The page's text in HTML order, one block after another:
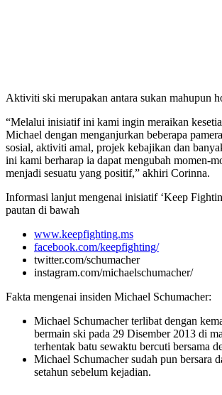
Aktiviti ski merupakan antara sukan mahupun
“Melalui inisiatif ini kami ingin meraikan
Michael dengan menganjurkan beberapa
sosial, aktiviti amal, projek kebajikan dan
ini kami berharap ia dapat mengubah momen-
menjadi sesuatu yang positif,” akhiri Corinna.
Informasi lanjut mengenai inisiatif ‘Keep
pautan di bawah
www.keepfighting.ms
facebook.com/keepfighting/
twitter.com/schumacher
instagram.com/michaelschumacher/
Fakta mengenai insiden Michael Schumacher:
Michael Schumacher terlibat dengan
bermain ski pada 29 Disember 2013 di
terhentak batu sewaktu bercuti bersama
Michael Schumacher sudah pun bersara
setahun sebelum kejadian.